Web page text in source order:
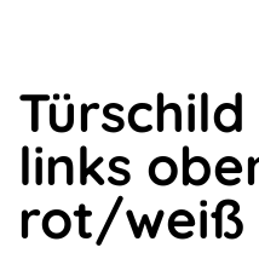
links
rot/weiß